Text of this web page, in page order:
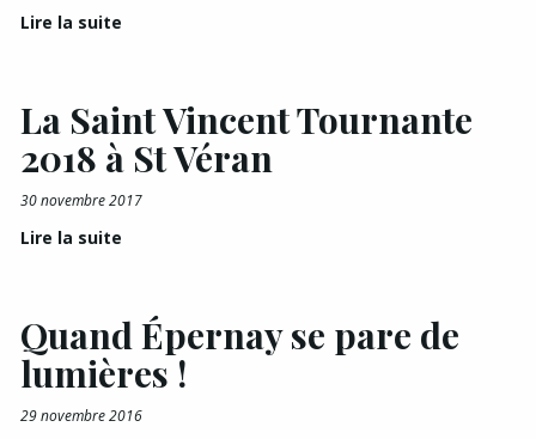
Lire la suite
La Saint Vincent Tournante
2018 à St Véran
30 novembre 2017
Lire la suite
Quand Épernay se pare de
lumières !
29 novembre 2016